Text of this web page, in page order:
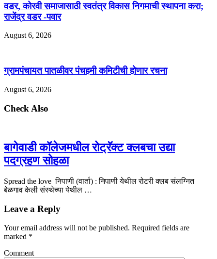
वडर, कोरवी समाजासाठी स्वतंत्र विकास निगमाची स्थापना करा;
राजेंद्र वडर -पवार
August 6, 2026
ग्रामपंचायत पातळीवर पंचहमी कमिटीची होणार रचना
August 6, 2026
Check Also
बागेवाडी कॉलेजमधील रोट्रॅक्ट क्लबचा उद्या
पदग्रहण सोहळा
Spread the love निपाणी (वार्ता) : निपाणी येथील रोटरी क्लब संलग्नित
बेळगाव केली संस्थेच्या येथील …
Leave a Reply
Your email address will not be published. Required fields are
marked *
Comment